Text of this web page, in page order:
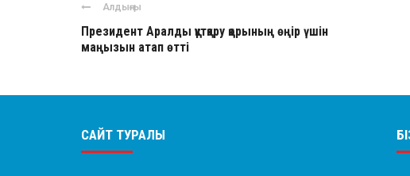
Алдыңғы
Президент Аралды құтқару қорының өңір үшін
маңызын атап өтті
САЙТ ТУРАЛЫ